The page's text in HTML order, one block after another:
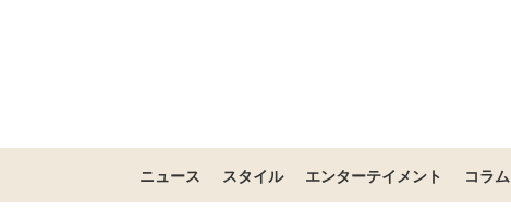
ニュース スタイル エンターテイメント コラム